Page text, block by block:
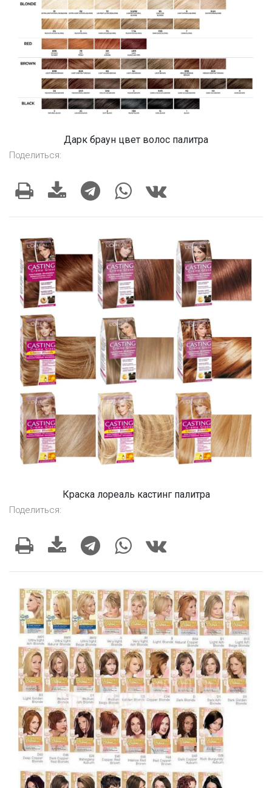
Дарк браун цвет волос палитра
Поделиться:
Краска лореаль кастинг палитра
Поделиться: